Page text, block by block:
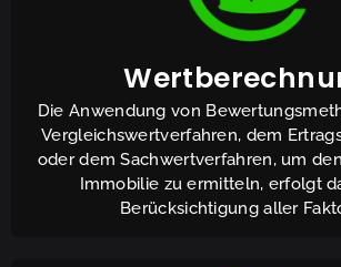
Die Anwendung von
Vergleichswertverfahren, dem
oder dem Sachwertverfahren, um
Immobilie zu ermitteln, erfolgt
Berücksichtigung aller